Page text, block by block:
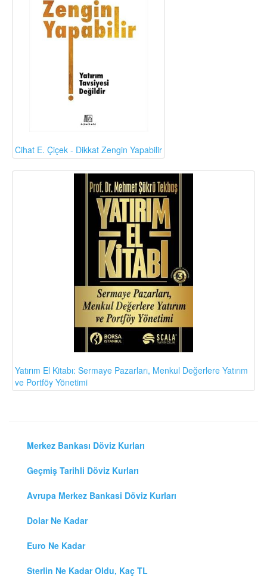
Cihat E. Çiçek - Dikkat Zengin Yapabilir
Yatırım El Kitabı: Sermaye Pazarları, Menkul Değerlere Yatırım
ve Portföy Yönetimi
Merkez Bankası Döviz Kurları
Geçmiş Tarihli Döviz Kurları
Avrupa Merkez Bankasi Döviz Kurları
Dolar Ne Kadar
Euro Ne Kadar
Sterlin Ne Kadar Oldu, Kaç TL